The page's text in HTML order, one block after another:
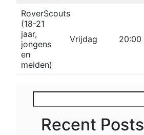
RoverScouts
(18-21
jaar,
jongens
en
meiden)
Vrijdag 20:00
Recent Posts